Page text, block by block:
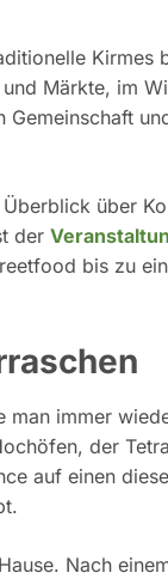
Kirmes
Märkte, im
über
der
bis zu
immer
der
auf einen
Nach